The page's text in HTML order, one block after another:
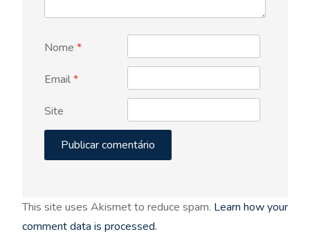
Nome *
Email*
Site
This site uses Akismet to reduce spam. Learn how your
comment data is processed.